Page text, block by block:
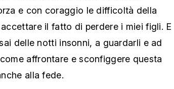
e con coraggio le difficoltà della
il fatto di perdere i miei figli. E
delle notti insonni, a guardarli e ad
affrontare e sconfiggere questa
alla fede.